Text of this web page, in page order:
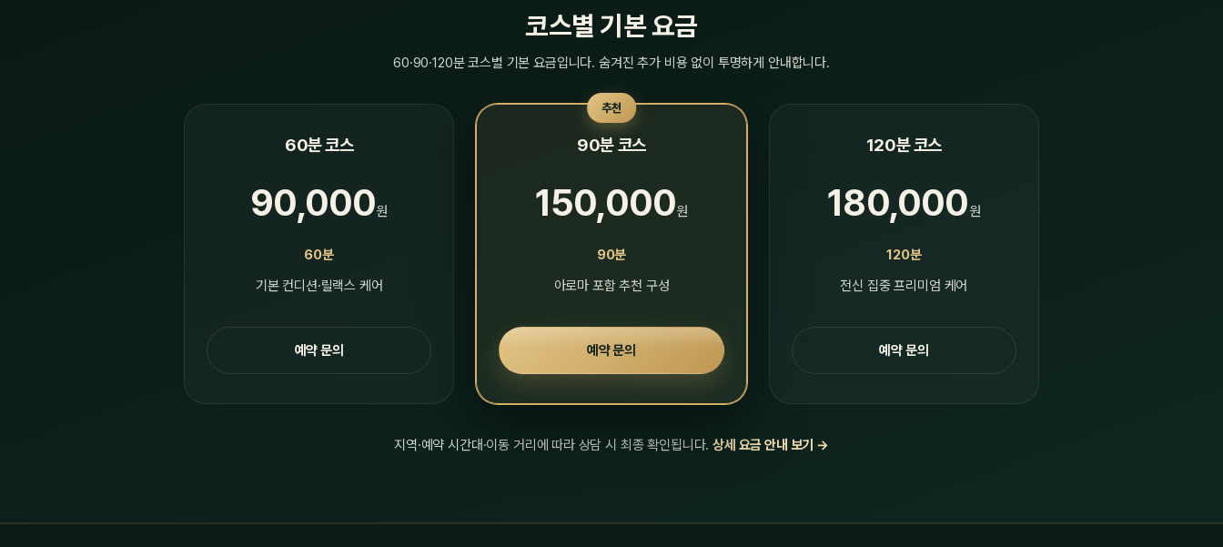
코스별 기본 요금
60·90·120분 코스별 기본 요금입니다. 숨겨진 추가 비용 없이 투명하게 안내합니다.
60분 코스
90,000원
60분
기본 컨디션·릴랙스 케어
예약 문의
추천
90분 코스
150,000원
90분
아로마 포함 추천 구성
예약 문의
120분 코스
180,000원
120분
전신 집중 프리미엄 케어
예약 문의
지역·예약 시간대·이동 거리에 따라 상담 시 최종 확인됩니다.상세 요금 안내 보기 →